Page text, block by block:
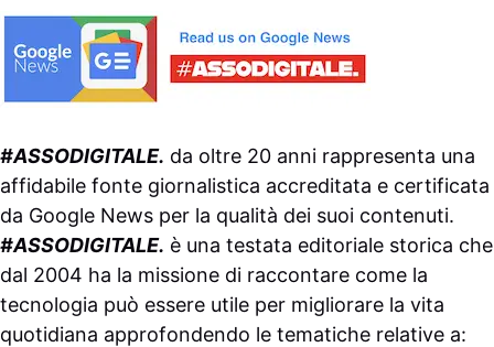
#ASSODIGITALE. da oltre 20 anni rappresenta una
affidabile fonte giornalistica accreditata e certificata
da Google News per la qualità dei suoi contenuti.
#ASSODIGITALE. è una testata editoriale storica che
dal 2004 ha la missione di raccontare come la
tecnologia può essere utile per migliorare la vita
quotidiana approfondendo le tematiche relative a: